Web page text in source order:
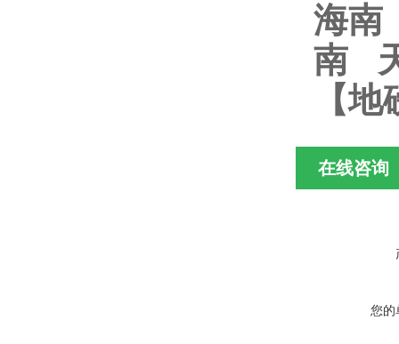
海
南
【
在线咨询
您的